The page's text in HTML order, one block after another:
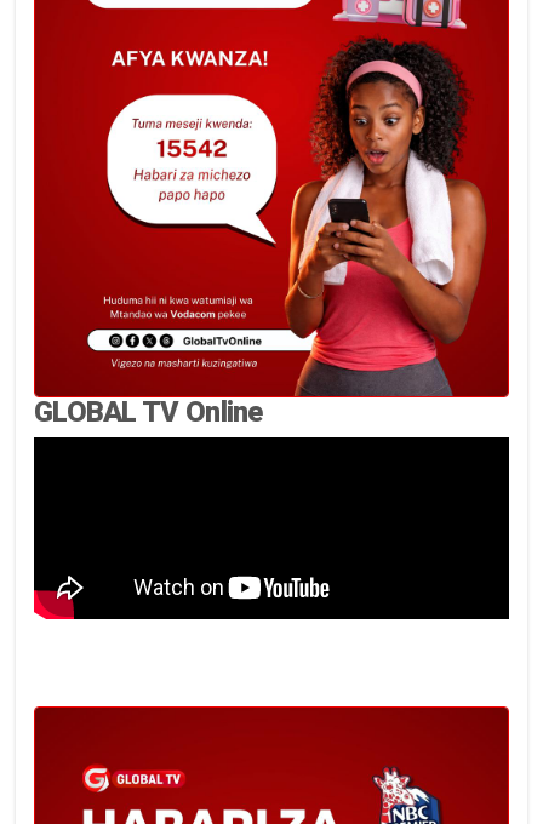
GLOBAL TV Online